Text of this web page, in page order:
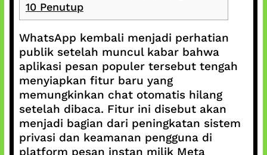
10Penutup
WhatsApp kembali menjadi perhatian
publik setelah muncul kabar bahwa
aplikasi pesan populer tersebut tengah
menyiapkan fitur baru yang
memungkinkan chat otomatis hilang
setelah dibaca. Fitur ini disebut akan
menjadi bagian dari peningkatan sistem
privasi dan keamanan pengguna di
platform pesan instan milik Meta